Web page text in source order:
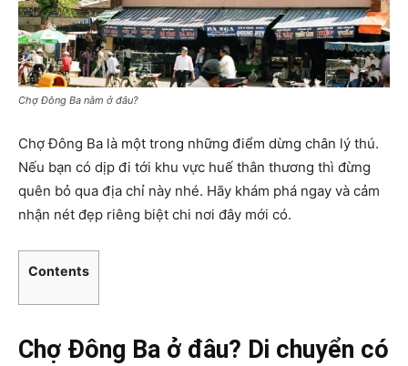
Chợ Đông Ba nằm ở đâu?
Chợ Đông Ba là một trong những điểm dừng chân lý thú.
Nếu bạn có dịp đi tới khu vực huế thân thương thì đừng
quên bỏ qua địa chỉ này nhé. Hãy khám phá ngay và cảm
nhận nét đẹp riêng biệt chi nơi đây mới có.
Contents
Chợ Đông Ba ở đâu? Di chuyển có